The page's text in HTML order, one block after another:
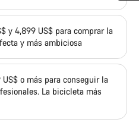
y 4,899 US$ para comprar la
y más ambiciosa
o más para conseguir la
La bicicleta más
de responder a tus
chat
Cerrar